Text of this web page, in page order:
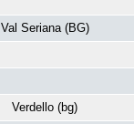
Val Seriana (BG)
Verdello (bg)